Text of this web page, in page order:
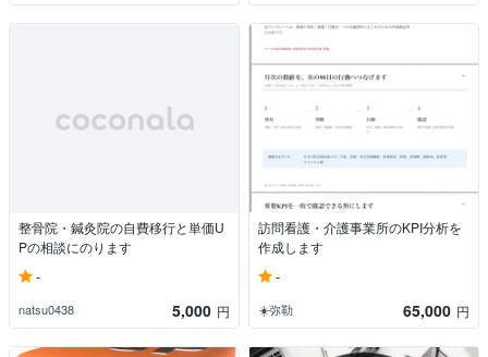
整骨院・鍼灸院の自費移行と単価U
Pの相談にのります
-
natsu0438 5,000 円
訪問看護・介護事業所のKPI分析を
作成します
-
☀️弥勒 65,000 円